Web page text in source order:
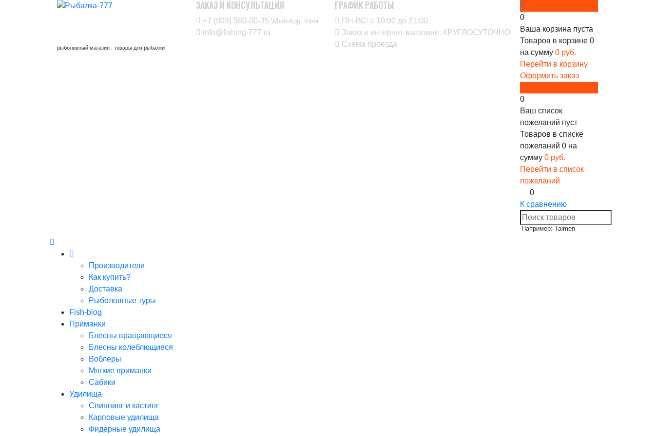
рыболовный магазин : товары для рыбалки
ЗАКАЗ И КОНСУЛЬТАЦИЯ
+7 (903) 580-00-35‬ WhatsApp, Viber
info@fishing-777.ru
ГРАФИК РАБОТЫ
ПН-ВС: с 10:00 до 21:00
Заказ в интернет-магазине: КРУГЛОСУТОЧНО
Схема проезда
0
Ваша корзина пуста
Товаров в корзине 0
на сумму 0 руб.
Перейти в корзину
Оформить заказ
0
Ваш список
пожеланий пуст
Товаров в списке
пожеланий 0 на
сумму 0 руб.
Перейти в список
пожеланий
0
К сравнению
Например: Taimen
Производители
Как купить?
Доставка
Рыболовные туры
Fish-blog
Приманки
Блесны вращающиеся
Блесны колеблющиеся
Воблеры
Мягкие приманки
Сабики
Удилища
Спиннинг и кастинг
Карповые удилища
Фидерные удилища